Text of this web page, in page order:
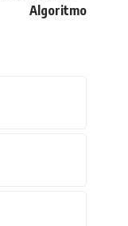
Algoritmo